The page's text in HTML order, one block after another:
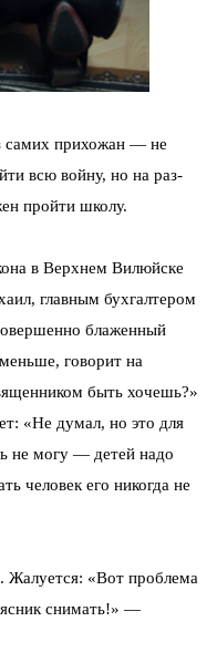
самих прихожан — не
всю войну, но на раз-
пройти школу.
в Верхнем Вилюйске
главным бухгалтером
блаженный
говорит на
быть хочешь?»
«Не думал, но это для
не могу — детей надо
человек его никогда не
Жалуется: «Вот проблема
снимать!» —